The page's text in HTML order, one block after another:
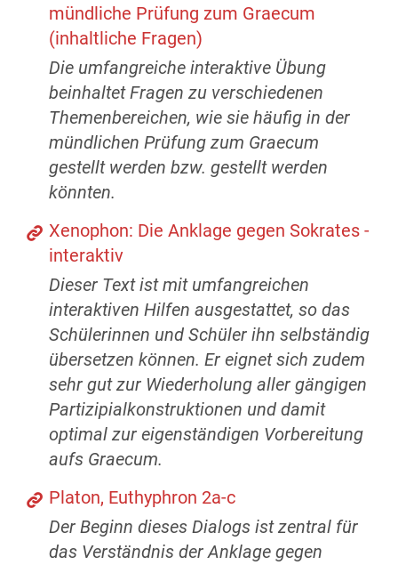
mündliche Prüfung zum Graecum
(inhaltliche Fragen)
Die umfangreiche interaktive Übung
beinhaltet Fragen zu verschiedenen
Themenbereichen, wie sie häufig in der
mündlichen Prüfung zum Graecum
gestellt werden bzw. gestellt werden
könnten.
Xenophon: Die Anklage gegen Sokrates -
interaktiv
Dieser Text ist mit umfangreichen
interaktiven Hilfen ausgestattet, so das
Schülerinnen und Schüler ihn selbständig
übersetzen können. Er eignet sich zudem
sehr gut zur Wiederholung aller gängigen
Partizipialkonstruktionen und damit
optimal zur eigenständigen Vorbereitung
aufs Graecum.
Platon, Euthyphron 2a-c
Der Beginn dieses Dialogs ist zentral für
das Verständnis der Anklage gegen